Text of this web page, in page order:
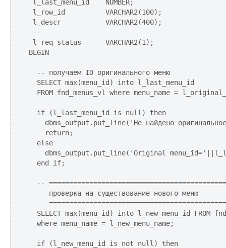
l_last_menu_id    NUMBER;
l_row_id          VARCHAR2(100);
l_descr           VARCHAR2(400);
--
l_req_status      VARCHAR2(1);
BEGIN
  -- получаем ID оригинального меню
  SELECT max(menu_id) into l_last_menu_id
FROM fnd_menus_vl where menu_name =
  if (l_last_menu_id is null) then
dbms_output.put_line('Не найдено
    return;
  else
dbms_output.put_line('Original
  end if;
--
  -- проверка на существование нового меню
--
SELECT max(menu_id) into l_new_menu_id FROM
  where menu_name = l_new_menu_name;
  if (l_new_menu_id is not null) then